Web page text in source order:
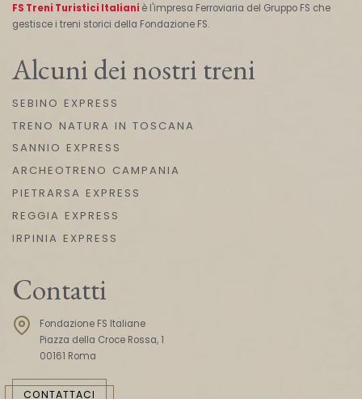
FS Treni Turistici Italiani è l'impresa Ferroviaria del Gruppo FS che
gestisce i treni storici della Fondazione FS.
Alcuni dei nostri treni
SEBINO EXPRESS
TRENO NATURA IN TOSCANA
SANNIO EXPRESS
ARCHEOTRENO CAMPANIA
PIETRARSA EXPRESS
REGGIA EXPRESS
IRPINIA EXPRESS
Contatti
Fondazione FS Italiane
Piazza della Croce Rossa, 1
00161 Roma
CONTATTACI